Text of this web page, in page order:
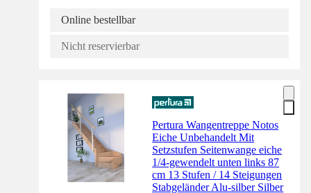
Online bestellbar
Nicht reservierbar
Pertura Wangentreppe Notos
Eiche Unbehandelt Mit
Setzstufen Seitenwange eiche
1/4-gewendelt unten links 87
cm 13 Stufen / 14 Steigungen
Stabgeländer Alu-silber Silber